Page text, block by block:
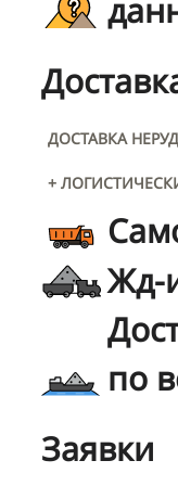
ДОСТАВКА
+
Жд-
по
Заявки